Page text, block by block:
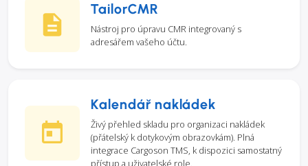
TailorCMR
Nástroj pro úpravu CMR integrovaný s
adresářem vašeho účtu.
Kalendář nakládek
Živý přehled skladu pro organizaci nakládek
(přátelský k dotykovým obrazovkám). Plná
integrace Cargoson TMS, k dispozici samostatný
přístup a uživatelské role.